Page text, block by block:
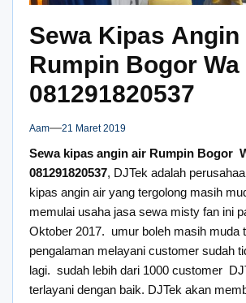
Sewa Kipas
Rumpin Bogor Wa
081291820537
Aam 21 Maret 2019
Sewa kipas angin air Rumpin Bogor
081291820537, DJTek adalah
kipas angin air yang tergolong masih
memulai usaha jasa sewa misty fan ini
Oktober 2017. umur boleh masih muda
pengalaman melayani customer sudah
lagi. sudah lebih dari 1000 customer
terlayani dengan baik. DJTek akan